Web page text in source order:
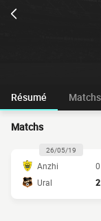
Résumé Matchs
Matchs
26/05/19
Anzhi
0
Ural
2